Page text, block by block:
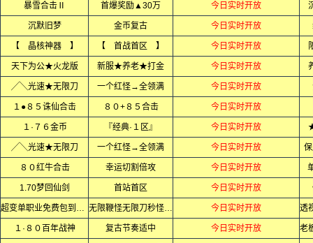
暴雪合击Ⅱ 首爆奖励▲30万 今日实时开放
沉默旧梦 金币复古 今日实时开放
【 晶核神器 】 【 首战首区 】 今日实时开放
天下为公★火龙版 新服★养老★打金 今日实时开放
╱╲光速★无限刀 一个红怪→全领满 今日实时开放
１●８５诛仙合击 ８０+８５合击 今日实时开放
１·７６金币 『经典·１区』 今日实时开放
╱╲光速★无限刀 一个红怪→全领满 今日实时开放
８０红牛合击 幸运切割倍攻 今日实时开放
1.70梦回仙剑 首站首区 今日实时开放
超变单职业免费包到终极 无限鞭怪无限刀秒怪如屠狗 今日实时开放
１·８０百年战神 复古节奏适中 今日实时开放